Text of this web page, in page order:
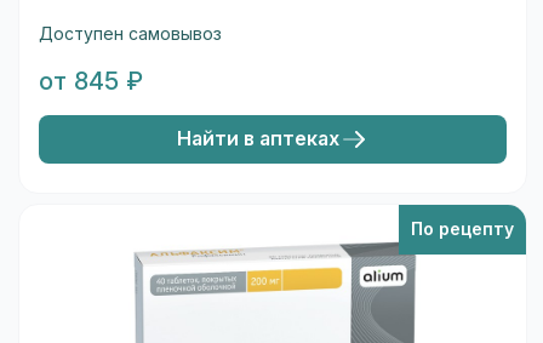
Доступен самовывоз
от 845 ₽
Найти в аптеках
По рецепту